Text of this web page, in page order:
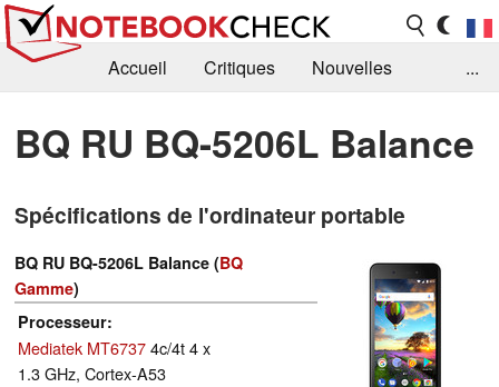
Accueil Critiques
Nouvelles
Recherche
Contact
...
BQ RU BQ-5206L Balance
Spécifications de l'ordinateur portable
BQ RU BQ-5206L Balance (BQ
Gamme)
Processeur
Mediatek MT67374c/4t 4 x
1.3 GHz, Cortex-A53